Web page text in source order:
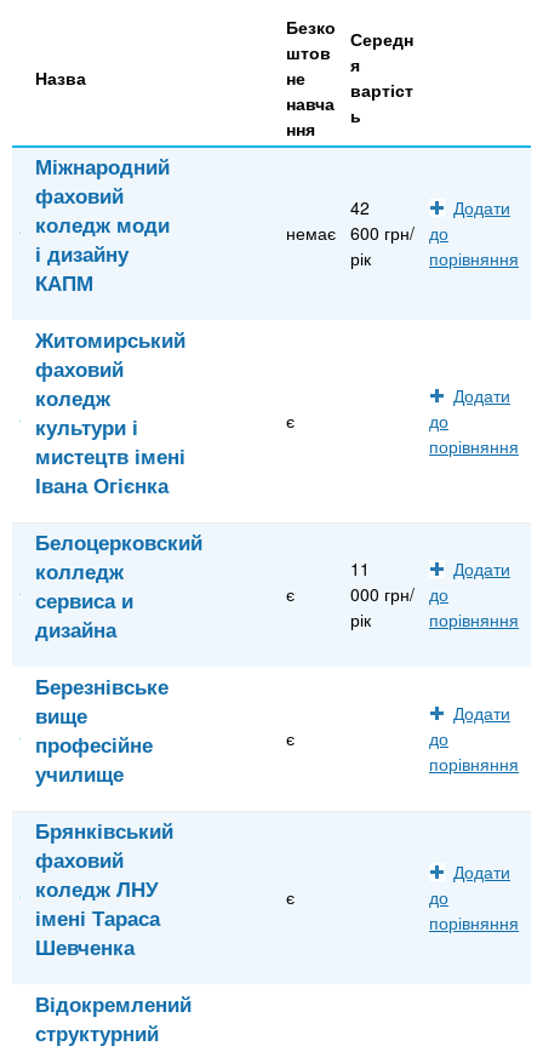
Назва
Безко
штов
не
навча
ння
Середн
я
вартіст
ь
Міжнародний
фаховий
коледж моди
і дизайну
КАПМ
немає
42
600 грн/
рік
Додати
до
порівняння
Житомирський
фаховий
коледж
культури і
мистецтв імені
Івана Огієнка
є
Додати
до
порівняння
Белоцерковский
колледж
сервиса и
дизайна
є
11
000 грн/
рік
Додати
до
порівняння
Березнівське
вище
професійне
училище
є
Додати
до
порівняння
Брянківський
фаховий
коледж ЛНУ
імені Тараса
Шевченка
є
Додати
до
порівняння
Відокремлений
структурний